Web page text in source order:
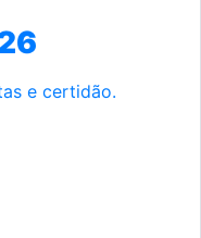
e certidão.